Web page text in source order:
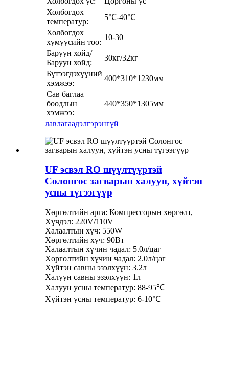
Холбогдох
температур:
5℃-40℃
Холбогдох
хүмүүсийн тоо:
10-30
Баруун хойд/
Баруун хойд:
30кг/32кг
Бүтээгдэхүүний
хэмжээ:
400*310*1230мм
Сав баглаа
боодлын
хэмжээ:
440*350*1305мм
лавлагаадэлгэрэнгүй
UF эсвэл RO шүүлтүүртэй
Солонгос загварын халуун, хүйтэн
усны түгээгүүр
Хөргөлтийн арга: Компрессорын хөргөлт,
Хүчдэл: 220V/110V
Халаалтын хүч: 550W
Хөргөлтийн хүч: 90Вт
Халаалтын хүчин чадал: 5.0л/цаг
Хөргөлтийн хүчин чадал: 2.0л/цаг
Хүйтэн савны эзэлхүүн: 3.2л
Халуун савны эзэлхүүн: 1л
Халуун усны температур: 88-95℃
Хүйтэн усны температур: 6-10℃